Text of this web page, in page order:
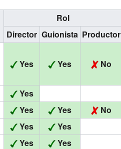
Rol
Director Guionista Productor
Yes Yes No
Yes
Yes Yes
No
Yes
Yes
Yes
Yes